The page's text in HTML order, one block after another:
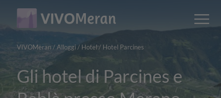
Main
content
Main
navigation
VIVOMeran/Alloggi/ Hotel/ Hotel Parcines
Gli hotel di Parcines e